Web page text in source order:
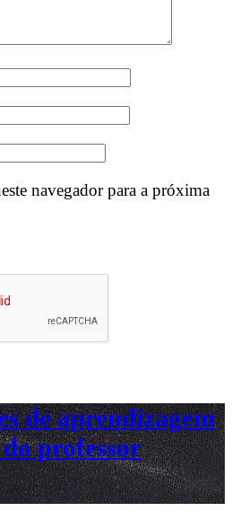
navegador para a próxima
de aprendizagem
professor